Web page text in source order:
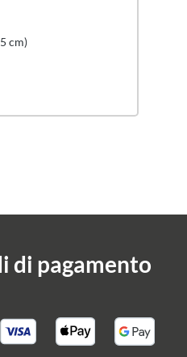
cm)
di pagamento